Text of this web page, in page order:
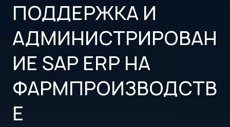
ПОДДЕРЖКА И
АДМИНИСТРИРОВАН
ИЕ SAP ERP НА
ФАРМПРОИЗВОДСТВ
Е